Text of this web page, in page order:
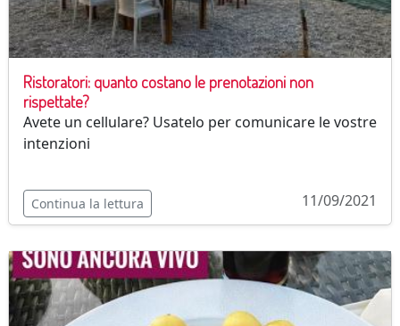
Ristoratori: quanto costano le prenotazioni non
rispettate?
Avete un cellulare? Usatelo per comunicare le vostre
intenzioni
Continua la lettura 11/09/2021